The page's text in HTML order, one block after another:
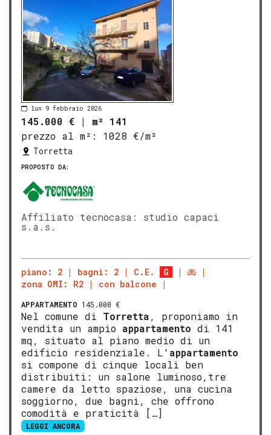
lun 9 febbraio 2026
145.000 € | m² 141
prezzo al m²:
1028 €/m²
Torretta
PROPOSTO DA:
Affiliato tecnocasa: studio capaci
s.a.s.
piano: 2 bagni: 2 C.E.
G
zona OMI: R2
con balcone
APPARTAMENTO 145.000 €
Nel comune di Torretta, proponiamo in
vendita un ampio appartamento di 141
mq, situato al piano medio di un
edificio residenziale. L' appartamento
si compone di cinque locali ben
distribuiti: un salone luminoso,tre
camere da letto spaziose, una cucina
soggiorno, due bagni, che offrono
comodità e praticità […]
LEGGI ANCORA